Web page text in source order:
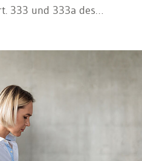
333 und 333a des